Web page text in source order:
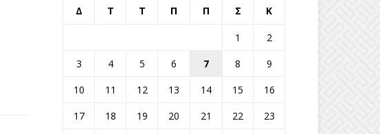
Δ Τ Τ Π Π Σ Κ
1
2
3
4 5 6 7 8
9
10
11 12 13 14 15
16
17
18 19 20 21 22
23